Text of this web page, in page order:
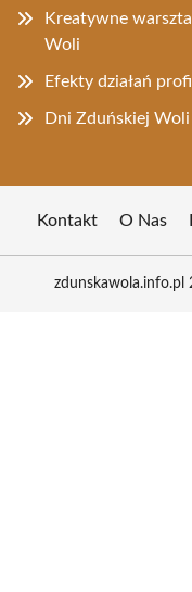
Kreatywne
Woli
Efekty działań
Dni Zduńskiej
Kontakt O Nas
zdunskawola.info.pl